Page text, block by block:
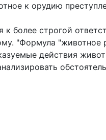
к орудию
более строгой
"Формула
действия